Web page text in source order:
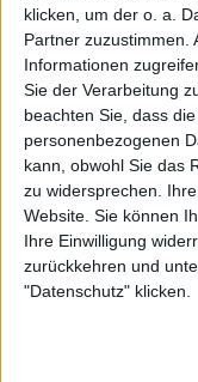
klicken, um der o. a.
Partner zuzustimmen.
Informationen
Sie der Verarbeitung
beachten Sie, dass
personenbezogenen
kann, obwohl Sie das
zu widersprechen.
Website. Sie können
Ihre Einwilligung
zurückkehren und
"Datenschutz" klicken.
Analysen zu
Insgesamt hat
umfangreiche
Schreiben und
bedeutenden
ausgeübt. Seine
und die
ganzen Welt
News